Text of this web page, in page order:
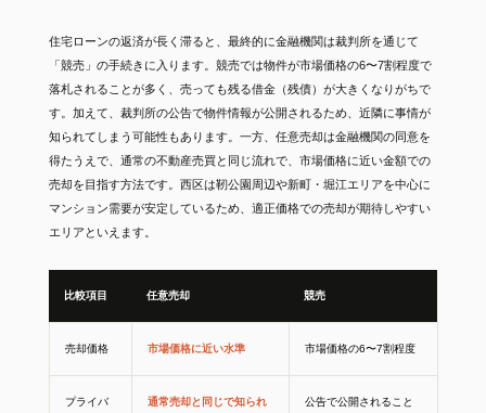
住宅ローンの返済が長く滞ると、最終的に金融機関は裁判所を通じて
「競売」の手続きに入ります。競売では物件が市場価格の6〜7割程度で
落札されることが多く、売っても残る借金（残債）が大きくなりがちで
す。加えて、裁判所の公告で物件情報が公開されるため、近隣に事情が
知られてしまう可能性もあります。一方、任意売却は金融機関の同意を
得たうえで、通常の不動産売買と同じ流れで、市場価格に近い金額での
売却を目指す方法です。西区は靭公園周辺や新町・堀江エリアを中心に
マンション需要が安定しているため、適正価格での売却が期待しやすい
エリアといえます。
比較項目 任意売却 競売
売却価格 市場価格に近い水準 市場価格の6〜7割程度
プライバ
通常売却と同じで知られ
公告で公開されること